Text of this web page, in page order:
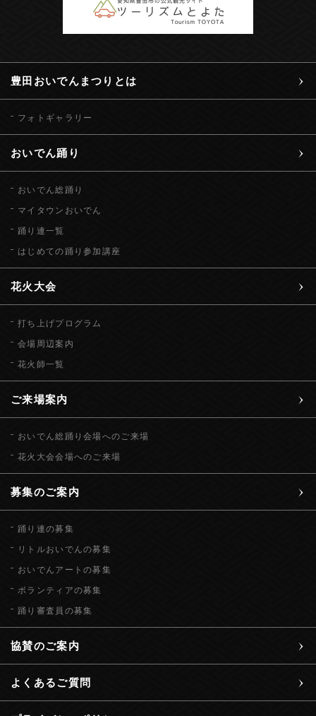
豊田おいでんまつりとは
フォトギャラリー
おいでん踊り
おいでん総踊り
マイタウンおいでん
踊り連一覧
はじめての踊り参加講座
花火大会
打ち上げプログラム
会場周辺案内
花火師一覧
ご来場案内
おいでん総踊り会場へのご来場
花火大会会場へのご来場
募集のご案内
踊り連の募集
リトルおいでんの募集
おいでんアートの募集
ボランティアの募集
踊り審査員の募集
協賛のご案内
よくあるご質問